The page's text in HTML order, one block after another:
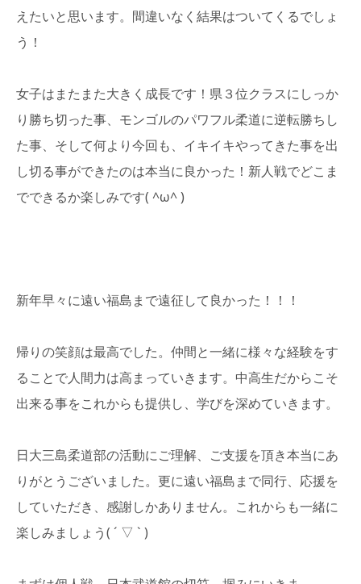
えたいと思います。間違いなく結果はついてくるでしょ
う！
女子はまたまた大きく成長です！県３位クラスにしっか
り勝ち切った事、モンゴルのパワフル柔道に逆転勝ちし
た事、そして何より今回も、イキイキやってきた事を出
し切る事ができたのは本当に良かった！新人戦でどこま
でできるか楽しみです( ^ω^ )
新年早々に遠い福島まで遠征して良かった！！！
帰りの笑顔は最高でした。仲間と一緒に様々な経験をす
ることで人間力は高まっていきます。中高生だからこそ
出来る事をこれからも提供し、学びを深めていきます。
日大三島柔道部の活動にご理解、ご支援を頂き本当にあ
りがとうございました。更に遠い福島まで同行、応援を
していただき、感謝しかありません。これからも一緒に
楽しみましょう( ´ ▽ ` )